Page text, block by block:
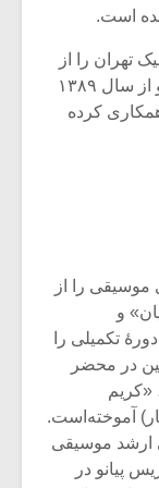
است.
تهران را از
سال ۱۳۸۵ تا ۱۳۹۰ در کارنامهٔ خود دارد و از سال ۱۳۸۹
همکاری کرده
وی موسیقی را از
و
تکمیلی را
در محضر
آموخته‌است.
ارشد موسیقی
پیانو در